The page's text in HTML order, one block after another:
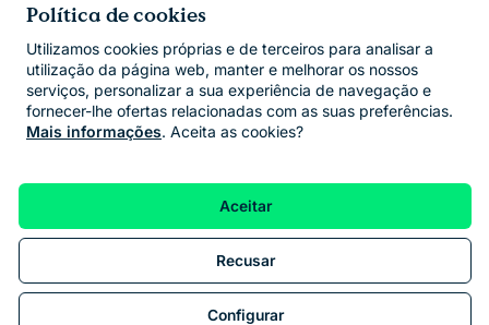
Política de cookies
Utilizamos cookies próprias e de terceiros para analisar a
utilização da página web, manter e melhorar os nossos
serviços, personalizar a sua experiência de navegação e
fornecer-lhe ofertas relacionadas com as suas preferências.
Mais informações. Aceita as cookies?
Configurar
Recusar
Aceitar